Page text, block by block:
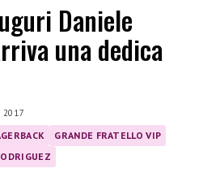
Daniele
una dedica
2017
GRANDE FRATELLO VIP